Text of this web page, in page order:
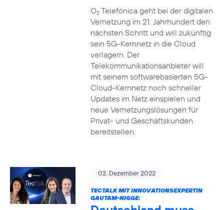
O2Telefónica geht bei der digitalen
Vernetzung im 21. Jahrhundert den
nächsten Schritt und will zukünftig
sein 5G-Kernnetz in die Cloud
verlagern. Der
Telekommunikationsanbieter will
mit seinem softwarebasierten 5G-
Cloud-Kernnetz noch schneller
Updates im Netz einspielen und
neue Vernetzungslösungen für
Privat- und Geschäftskunden
bereitstellen.
02. Dezember 2022
TECTALK MIT INNOVATIONSEXPERTIN
GAUTAM-NIGGE: